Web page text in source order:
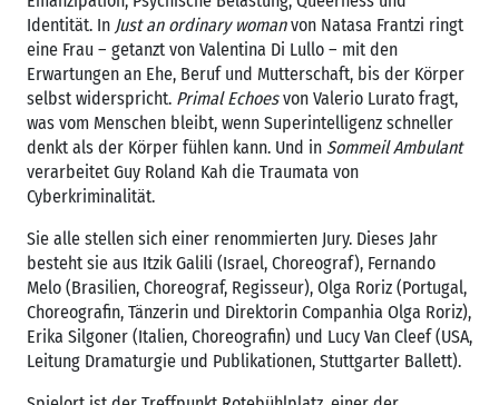
Identität. In Just an ordinary womanvon Natasa Frantzi ringt
eine Frau – getanzt von Valentina Di Lullo – mit den
Erwartungen an Ehe, Beruf und Mutterschaft, bis der Körper
selbst widerspricht. Primal Echoesvon Valerio Lurato fragt,
was vom Menschen bleibt, wenn Superintelligenz schneller
denkt als der Körper fühlen kann. Und in Sommeil Ambulant
verarbeitet Guy Roland Kah die Traumata von
Cyberkriminalität.
Sie alle stellen sich einer renommierten Jury. Dieses Jahr
besteht sie aus Itzik Galili (Israel, Choreograf), Fernando
Melo (Brasilien, Choreograf, Regisseur), Olga Roriz (Portugal,
Choreografin, Tänzerin und Direktorin Companhia Olga Roriz),
Erika Silgoner (Italien, Choreografin) und Lucy Van Cleef (USA,
Leitung Dramaturgie und Publikationen, Stuttgarter Ballett).